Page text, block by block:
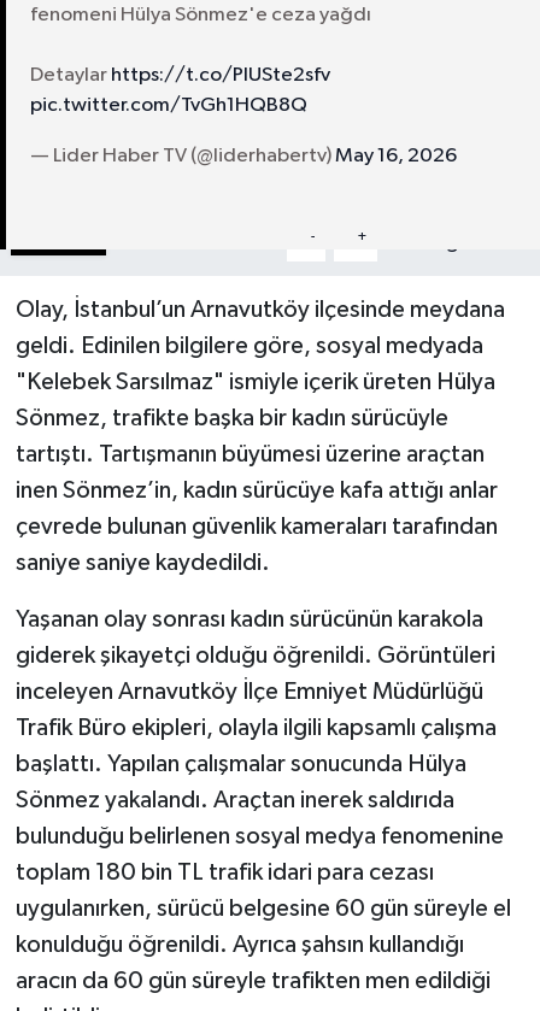
fenomeni Hülya Sönmez'e ceza yağdı
Detaylar https://t.co/PlUSte2sfv
pic.twitter.com/TvGh1HQB8Q
— Lider Haber TV (@liderhabertv)May 16, 2026
- +
Olay, İstanbul’un Arnavutköy ilçesinde meydana
geldi. Edinilen bilgilere göre, sosyal medyada
"Kelebek Sarsılmaz" ismiyle içerik üreten Hülya
Sönmez, trafikte başka bir kadın sürücüyle
tartıştı. Tartışmanın büyümesi üzerine araçtan
inen Sönmez’in, kadın sürücüye kafa attığı anlar
çevrede bulunan güvenlik kameraları tarafından
saniye saniye kaydedildi.
Yaşanan olay sonrası kadın sürücünün karakola
giderek şikayetçi olduğu öğrenildi. Görüntüleri
inceleyen Arnavutköy İlçe Emniyet Müdürlüğü
Trafik Büro ekipleri, olayla ilgili kapsamlı çalışma
başlattı. Yapılan çalışmalar sonucunda Hülya
Sönmez yakalandı. Araçtan inerek saldırıda
bulunduğu belirlenen sosyal medya fenomenine
toplam 180 bin TL trafik idari para cezası
uygulanırken, sürücü belgesine 60 gün süreyle el
konulduğu öğrenildi. Ayrıca şahsın kullandığı
aracın da 60 gün süreyle trafikten men edildiği